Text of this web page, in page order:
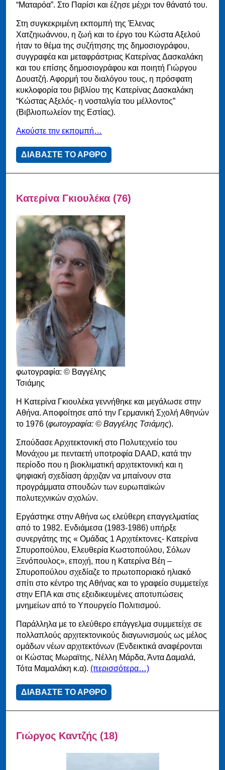
“Ματαρόα”. Στο Παρίσι και έζησε μέχρι τον θάνατό του.
Στη συγκεκριμένη εκπομπή της Έλενας
Χατζηιωάννου, η ζωή και το έργο του Κώστα Αξελού
ήταν το θέμα της συζήτησης της δημοσιογράφου,
συγγραφέα και μεταφράστριας Κατερίνας Δασκαλάκη
και του επίσης δημοσιογράφου και ποιητή Γιώργου
Δουατζή. Αφορμή του διαλόγου τους, η πρόσφατη
κυκλοφορία του βιβλίου της Κατερίνας Δασκαλάκη
“Κώστας Αξελός- η νοσταλγία του μέλλοντος”
(Βιβλιοπωλείον της Εστίας).
Ακούστε την εκπομπή…
ΔΙΑΒΑΣΤΕ ΤΟ ΑΡΘΡΟ
Κατερίνα Γκιουλέκα (76)
φωτογραφία: © Βαγγέλης
Τσιάμης
Η Κατερίνα Γκιουλέκα γεννήθηκε και μεγάλωσε στην
Αθήνα. Αποφοίτησε από την Γερμανική Σχολή Αθηνών
τo 1976 (φωτογραφία: © Βαγγέλης Τσιάμης).
Σπούδασε Αρχιτεκτονική στο Πολυτεχνείο του
Μονάχου με πενταετή υποτροφία DAAD, κατά την
περίοδο που η βιοκλιματική αρχιτεκτονική και η
ψηφιακή σχεδίαση άρχιζαν να μπαίνουν στα
προγράμματα σπουδών των ευρωπαϊκών
πολυτεχνικών σχολών.
Εργάστηκε στην Αθήνα ως ελεύθερη επαγγελματίας
από το 1982. Ενδιάμεσα (1983-1986) υπήρξε
συνεργάτης της « Ομάδας 1 Αρχιτέκτονες- Κατερίνα
Σπυροπούλου, Ελευθερία Κωστοπούλου, Σόλων
Ξενόπουλος», εποχή, που η Κατερίνα Βέη –
Σπυροπούλου σχεδίαζε το πρωτοποριακό ηλιακό
σπίτι στο κέντρο της Αθήνας και το γραφείο συμμετείχε
στην ΕΠΑ και στις εξειδικευμένες αποτυπώσεις
μνημείων από το Υπουργείο Πολιτισμού.
Παράλληλα με το ελεύθερο επάγγελμα συμμετείχε σε
πολλαπλούς αρχιτεκτονικούς διαγωνισμούς ως μέλος
ομάδων νέων αρχιτεκτόνων (Ενδεικτικά αναφέρονται
οι Κώστας Μωραϊτης, Νέλλη Μάρδα, Άντα Δαμαλά,
Τότα Μαμαλάκη κ.α). (περισσότερα…)
ΔΙΑΒΑΣΤΕ ΤΟ ΑΡΘΡΟ
Γιώργος Καντζής (18)